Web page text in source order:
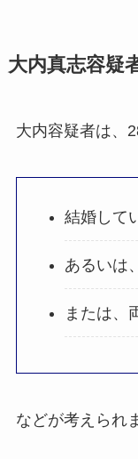
大内真志容疑
大内容疑者は、
結婚して
あるいは
または、
などが考えられ